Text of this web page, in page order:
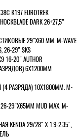
K197 EUROTREK
DARK 26+27,5"
29"Х60 ММ. M-WAVE
26-29" SKS
16-20" AUTHOR
6Х1200ММ
РАЗРЯДА) 10Х1800ММ. M-
29"Х65ММ MUD MAX. M-
KENDA 29/28" Х 1.9-2.35",